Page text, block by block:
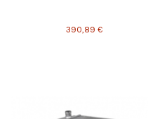
390,89 €